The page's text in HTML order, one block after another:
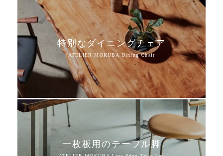
特別なダイニングチェア
一枚板用のテーブル脚